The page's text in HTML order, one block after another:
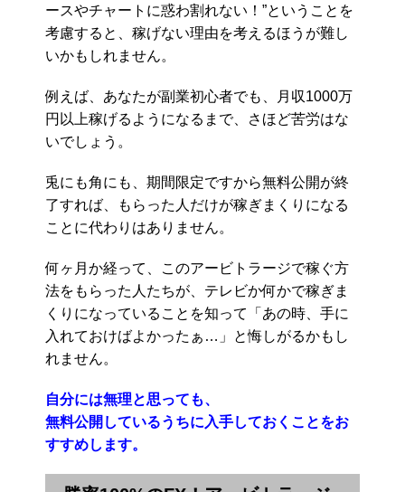
ースやチャートに惑わ割れない！”ということを
考慮すると、稼げない理由を考えるほうが難し
いかもしれません。
例えば、あなたが副業初心者でも、月収1000万
円以上稼げるようになるまで、さほど苦労はな
いでしょう。
兎にも角にも、期間限定ですから無料公開が終
了すれば、もらった人だけが稼ぎまくりになる
ことに代わりはありません。
何ヶ月か経って、このアービトラージで稼ぐ方
法をもらった人たちが、テレビか何かで稼ぎま
くりになっていることを知って「あの時、手に
入れておけばよかったぁ…」と悔しがるかもし
れません。
自分には無理と思っても、
無料公開しているうちに入手しておくことをお
すすめします。